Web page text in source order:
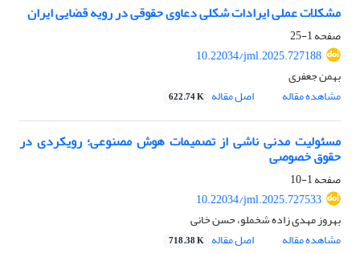
مشکلات عملی ایرادات شکلی دعاوی حقوقی در رویه قضایی ایران
صفحه1-25
10.22034/jml.2025.727188
بهمن جعفری
مشاهده مقاله
اصل مقاله 622.74 K
مسئولیت مدنی ناشی از تصمیمات هوش مصنوعی؛ رویکردی در
حقوق خصوصی
صفحه1-10
10.22034/jml.2025.727533
بهروز مهدی زاده شخملو، حسن خانی
مشاهده مقاله
اصل مقاله 718.38 K